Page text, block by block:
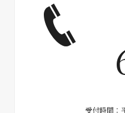
受付時間：